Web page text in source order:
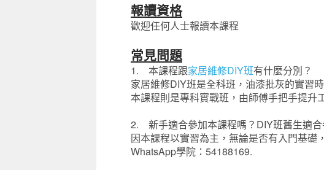
報讀資格
歡迎任何人士報讀本課程
常見問題
1. 本課程跟家居維修DIY班有什麼分別？
家居維修DIY班是全科班，油漆批灰的實習
本課程則是專科實戰班，由師傅手把手提升
2. 新手適合參加本課程嗎？DIY班舊生適合
因本課程以實習為主，無論是否有入門基礎
WhatsApp學院：54188169.